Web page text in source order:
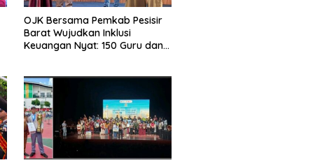
OJK Bersama Pemkab Pesisir
Barat Wujudkan Inklusi
Keuangan Nyat: 150 Guru dan